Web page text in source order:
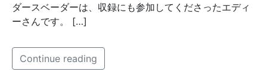
ダースベーダーは、収録にも参加してくださったエディ
ーさんです。 […]
Continue reading